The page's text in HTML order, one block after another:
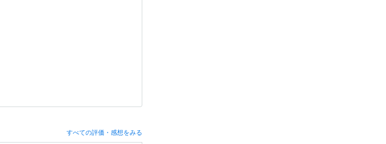
すべての評価・感想をみる